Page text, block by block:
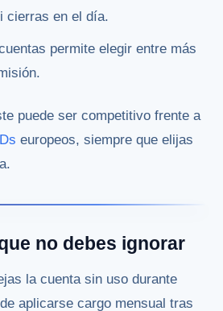
cierras en el día.
permite elegir entre más
puede ser competitivo frente a
europeos, siempre que elijas
no debes ignorar
la cuenta sin uso durante
aplicarse cargo mensual tras